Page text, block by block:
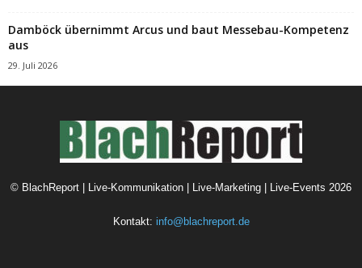
Damböck übernimmt Arcus und baut Messebau-Kompetenz
aus
29. Juli 2026
© BlachReport | Live-Kommunikation | Live-Marketing | Live-Events 2026
Kontakt: info@blachreport.de